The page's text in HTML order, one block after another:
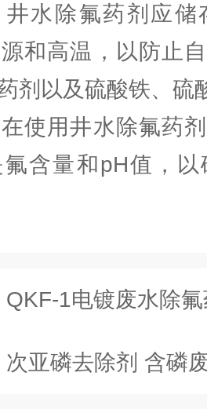
水除氟药剂应储
和高温，以防止
剂以及硫酸铁、硫
使用井水除氟药
氟含量和pH值，
QKF-1电镀废水除
次亚磷去除剂 含磷